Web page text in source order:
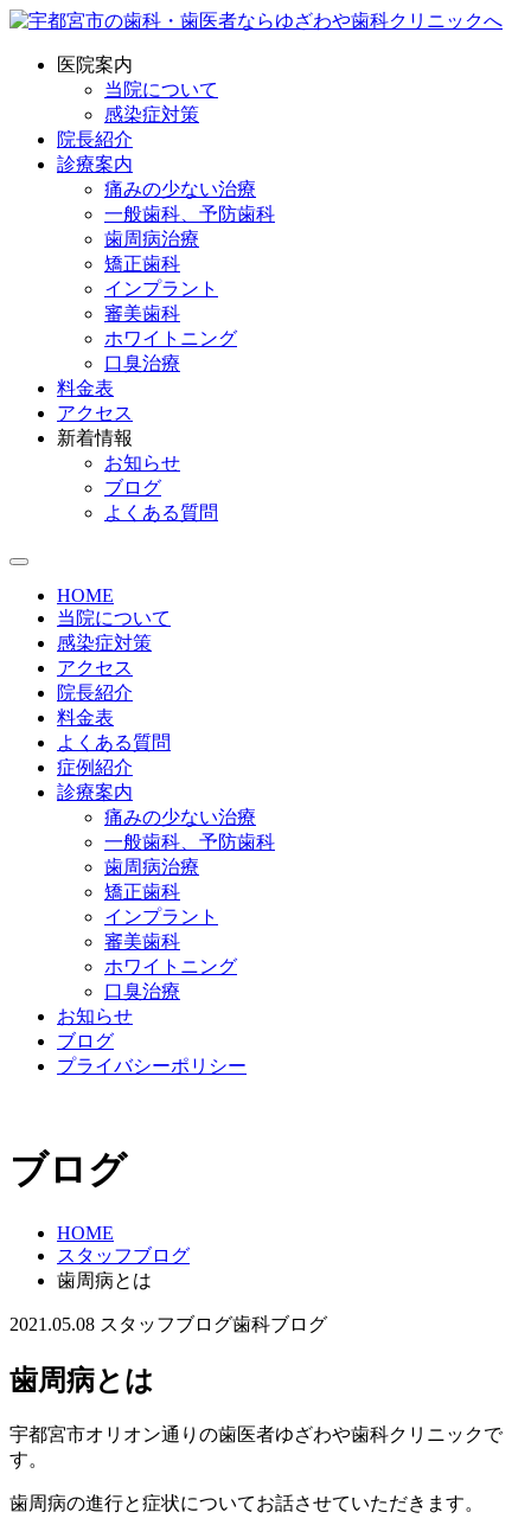
医院案内
当院について
感染症対策
院長紹介
診療案内
痛みの少ない治療
一般歯科、予防歯科
歯周病治療
矯正歯科
インプラント
審美歯科
ホワイトニング
口臭治療
料金表
アクセス
新着情報
お知らせ
ブログ
よくある質問
HOME
当院について
感染症対策
アクセス
院長紹介
料金表
よくある質問
症例紹介
診療案内
痛みの少ない治療
一般歯科、予防歯科
歯周病治療
矯正歯科
インプラント
審美歯科
ホワイトニング
口臭治療
お知らせ
ブログ
プライバシーポリシー
ブログ
HOME
スタッフブログ
歯周病とは
2021.05.08 スタッフブログ歯科ブログ
歯周病とは
宇都宮市オリオン通りの歯医者ゆざわや歯科クリニックで
す。
歯周病の進行と症状についてお話させていただきます。